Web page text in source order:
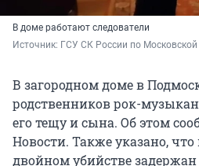
В доме работают следователи
Источник: ГСУ СК России по
В загородном доме в
родственников рок-
его тещу и сына. Об этом
Новости. Также указано,
двойном убийстве